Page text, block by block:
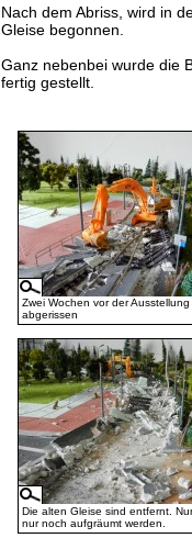
Nach dem Abriss, wird in
Gleise begonnen.
Ganz nebenbei wurde die
fertig gestellt.
Zwei Wochen vor der Ausstellung
abgerissen
Die alten Gleise sind entfernt.
nur noch aufgräumt werden.